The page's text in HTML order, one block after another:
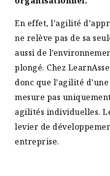
En effet, l’agilité
ne relève pas de sa
aussi de
plongé. Chez
donc que l’agilité
mesure pas
agilités individuelles.
levier de
entreprise.